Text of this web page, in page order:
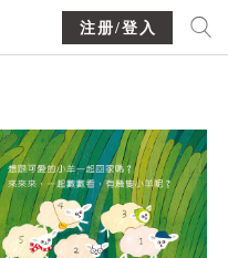
注册/登入